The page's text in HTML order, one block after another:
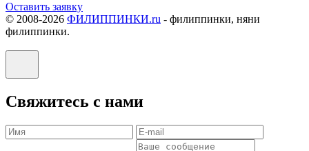
Оставить заявку
© 2008-2026 ФИЛИППИНКИ.ru - филиппинки, няни
филиппинки.
Свяжитесь с нами